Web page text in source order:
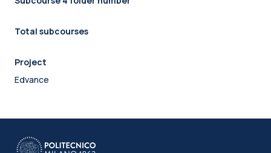
Total subcourses
Project
Edvance